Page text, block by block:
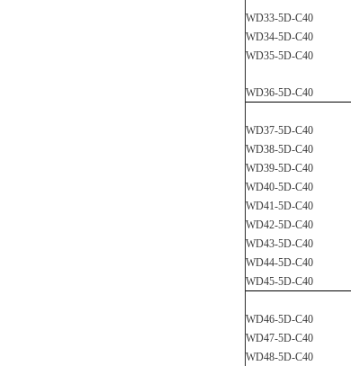
WD33-5D-C40
WD34-5D-C40
WD35-5D-C40
WD36-5D-C40
WD37-5D-C40
WD38-5D-C40
WD39-5D-C40
WD40-5D-C40
WD41-5D-C40
WD42-5D-C40
WD43-5D-C40
WD44-5D-C40
WD45-5D-C40
WD46-5D-C40
WD47-5D-C40
WD48-5D-C40